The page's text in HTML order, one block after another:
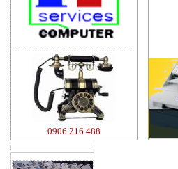
0906.216.488
500000